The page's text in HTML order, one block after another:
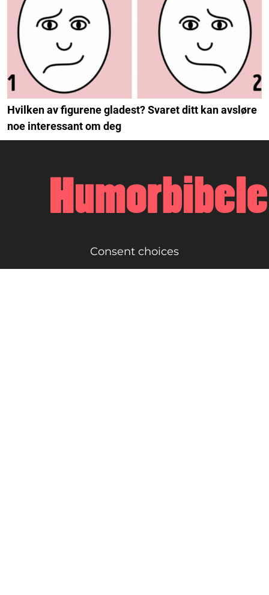
Hvilken av figurene gladest? Svaret ditt kan avsløre
noe interessant om deg
Consent choices